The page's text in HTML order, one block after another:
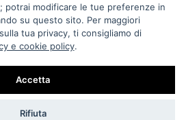
; potrai modificare le tue preferenze in
su questo sito. Per maggiori
tua privacy, ti consigliamo di
e cookie policy.
Accetta
Rifiuta